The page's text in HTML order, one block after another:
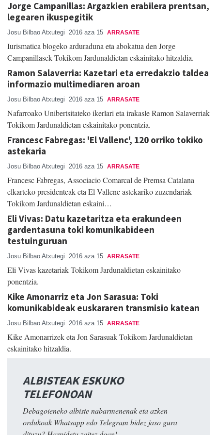
Jorge Campanillas: Argazkien erabilera prentsan,
legearen ikuspegitik
Josu Bilbao Atxutegi 2016 aza 15 ARRASATE
Iurismatica blogeko arduraduna eta abokatua den Jorge
Campanillasek Tokikom Jardunaldietan eskainitako hitzaldia.
Ramon Salaverria: Kazetari eta erredakzio taldea
informazio multimediaren aroan
Josu Bilbao Atxutegi 2016 aza 15 ARRASATE
Nafarroako Unibertsitateko ikerlari eta irakasle Ramon Salaverriak
Tokikom Jardunaldietan eskainitako ponentzia.
Francesc Fabregas: 'El Vallenc', 120 orriko tokiko
astekaria
Josu Bilbao Atxutegi 2016 aza 15 ARRASATE
Francesc Fabregas, Associacio Comarcal de Premsa Catalana
elkarteko presidenteak eta El Vallenc astekariko zuzendariak
Tokikom Jardunaldietan eskaini…
Eli Vivas: Datu kazetaritza eta erakundeen
gardentasuna toki komunikabideen
testuinguruan
Josu Bilbao Atxutegi 2016 aza 15 ARRASATE
Eli Vivas kazetariak Tokikom Jardunaldietan eskainitako
ponentzia.
Kike Amonarriz eta Jon Sarasua: Toki
komunikabideak euskararen transmisio katean
Josu Bilbao Atxutegi 2016 aza 15 ARRASATE
Kike Amonarrizek eta Jon Sarasuak Tokikom Jardunaldietan
eskainitako hitzaldia.
ALBISTEAK ESKUKO
TELEFONOAN
Debagoieneko albiste nabarmenenak eta azken
ordukoak Whatsapp edo Telegram bidez jaso gura